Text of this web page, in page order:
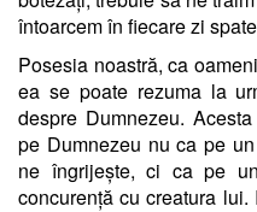
întoarcem în fiecare zi
Posesia noastră, ca
ea se poate rezuma la
despre Dumnezeu.
pe Dumnezeu nu ca pe
ne îngrijește, ci ca pe
concurență cu creatura